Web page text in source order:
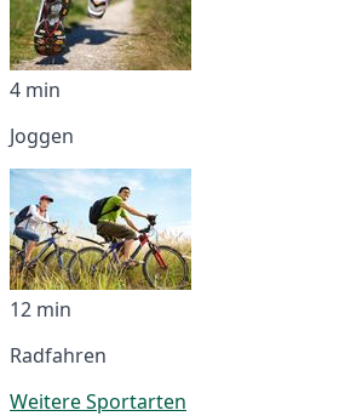
4 min
Joggen
12 min
Radfahren
Weitere Sportarten